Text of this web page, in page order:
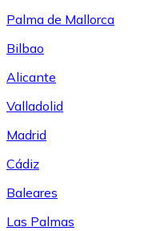
Palma de Mallorca
Bilbao
Alicante
Valladolid
Madrid
Cádiz
Baleares
Las Palmas